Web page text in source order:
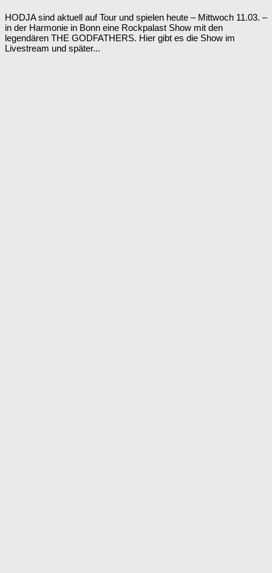
HODJA sind aktuell auf Tour und spielen heute – Mittwoch 11.03. –
in der Harmonie in Bonn eine Rockpalast Show mit den
legendären THE GODFATHERS. Hier gibt es die Show im
Livestream und später...